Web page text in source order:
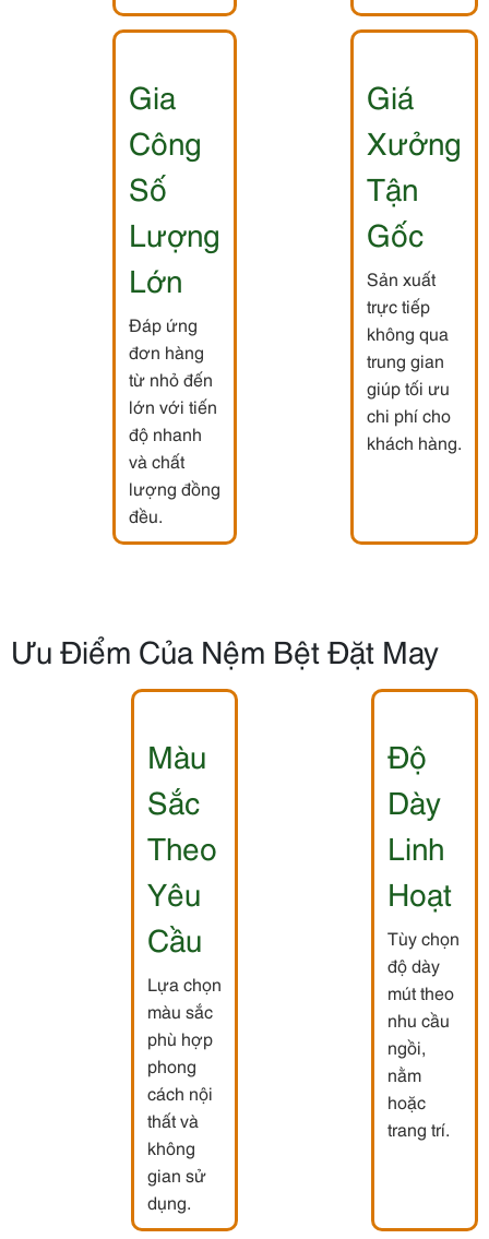
Gia
Công
Số
Lượng
Lớn
Đáp ứng
đơn hàng
từ nhỏ đến
lớn với tiến
độ nhanh
và chất
lượng đồng
đều.
Giá
Xưởng
Tận
Gốc
Sản xuất
trực tiếp
không qua
trung gian
giúp tối ưu
chi phí cho
khách hàng.
Ưu Điểm Của Nệm Bệt Đặt May
Màu
Sắc
Theo
Yêu
Cầu
Lựa chọn
màu sắc
phù hợp
phong
cách nội
thất và
không
gian sử
dụng.
Độ
Dày
Linh
Hoạt
Tùy chọn
độ dày
mút theo
nhu cầu
ngồi,
nằm
hoặc
trang trí.